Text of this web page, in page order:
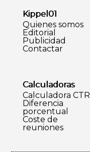
Kippel01
Quienes somos
Editorial
Publicidad
Contactar
Calculadoras
Calculadora CTR
Diferencia
porcentual
Coste de
reuniones